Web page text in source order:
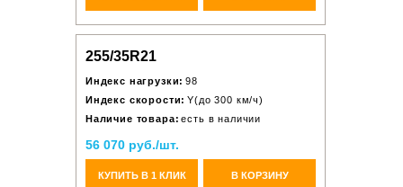
255/35R21
Индекс нагрузки: 98
Индекс скорости: Y(до 300 км/ч)
Наличие товара: есть в наличии
56 070 руб./шт.
КУПИТЬ В 1 КЛИК В КОРЗИНУ